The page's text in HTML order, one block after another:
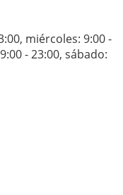
, miércoles: 9:00 -
- 23:00, sábado: